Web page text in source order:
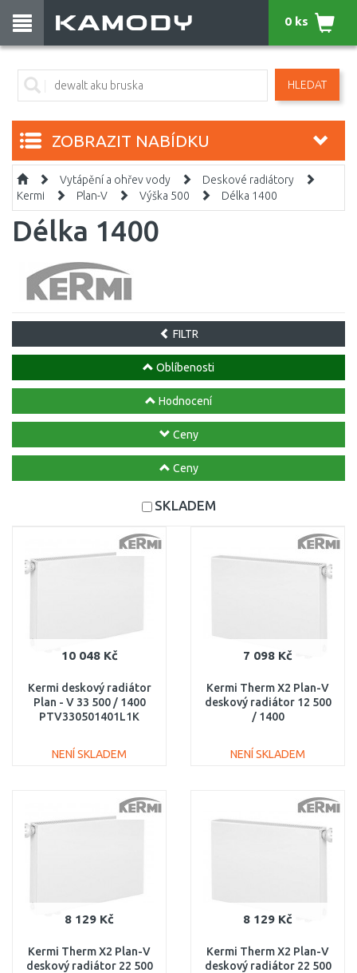
HLEDAT
0 ks
ZOBRAZIT NABÍDKU
Vytápění a ohřev vody
Deskové radiátory
Kermi
Plan-V Výška 500 Délka 1400
Délka 1400
FILTR
Oblíbenosti
Hodnocení
Ceny
Ceny
SKLADEM
10 048 Kč
Kermi deskový radiátor
Plan - V 33 500 / 1400
PTV330501401L1K
NENÍ SKLADEM
Porovnat
7 098 Kč
Kermi Therm X2 Plan-V
deskový radiátor 12 500
/ 1400
NENÍ SKLADEM
8 129 Kč
Kermi Therm X2 Plan-V
deskový radiátor 22 500
8 129 Kč
Kermi Therm X2 Plan-V
deskový radiátor 22 500